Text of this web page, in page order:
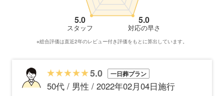
5.0
対応の早さ
5.0
スタッフ
※総合評価は直近2年のレビュー付き評価をもとに算出しています。
5.0 一日葬プラン
50代 / 男性 / 2022年02月04日施行